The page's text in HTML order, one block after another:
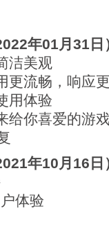
年01月31日
洁美观
更流畅，响应
用体验
给你喜爱的游
年10月16日
体验